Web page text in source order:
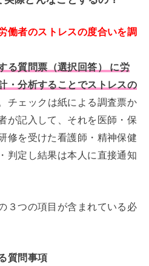
働者のストレスの度合いを調
る質問票（選択回答） に労
・分析することでストレスの
チェックは紙による調査票か
が記入して、それを医師・保
修を受けた看護師・精神保健
判定し結果は本人に直接通知
３つの項目が含まれている必
質問事項